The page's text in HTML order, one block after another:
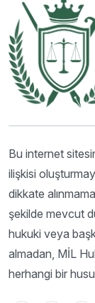
Bu internet
ilişkisi
dikkate
şekilde mevcut
hukuki veya
almadan, MİL
herhangi bir